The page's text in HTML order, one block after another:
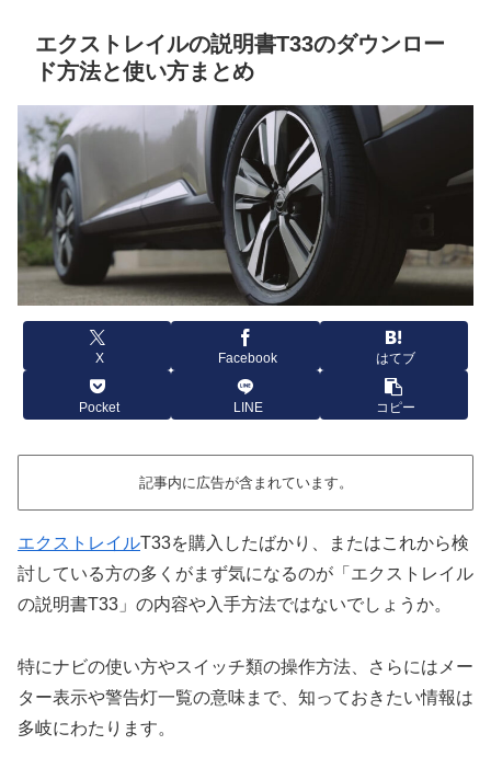
エクストレイルの説明書T33のダウンロー
ド方法と使い方まとめ
X Facebook はてブ
Pocket LINE コピー
記事内に広告が含まれています。
エクストレイルT33を購入したばかり、またはこれから検
討している方の多くがまず気になるのが「エクストレイル
の説明書T33」の内容や入手方法ではないでしょうか。
特にナビの使い方やスイッチ類の操作方法、さらにはメー
ター表示や警告灯一覧の意味まで、知っておきたい情報は
多岐にわたります。